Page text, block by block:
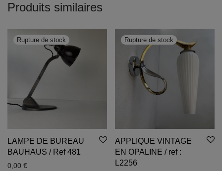
Produits similaires
LAMPE DE BUREAU
BAUHAUS / Ref 481
0,00 €
APPLIQUE VINTAGE
EN OPALINE / ref :
L2256